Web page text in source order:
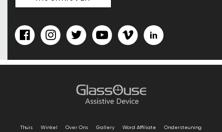
Thuis Winkel Over Ons Gallery Word Affiliate Ondersteuning